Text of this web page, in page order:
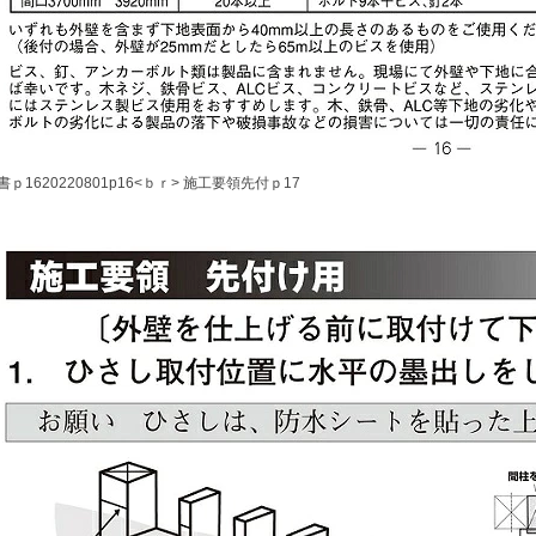
ｐ1620220801p16<ｂｒ> 施工要領先付ｐ17